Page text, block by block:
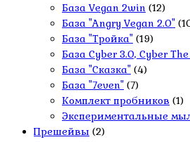
База Vegan 2win (12)
База "Angry Vegan 2.0"
База "Тройка" (19)
База Cyber 3.0, Cyber
База "Сказка" (4)
База "7even" (7)
Комплект пробников (1)
Экспериментальные
Прешейвы (2)